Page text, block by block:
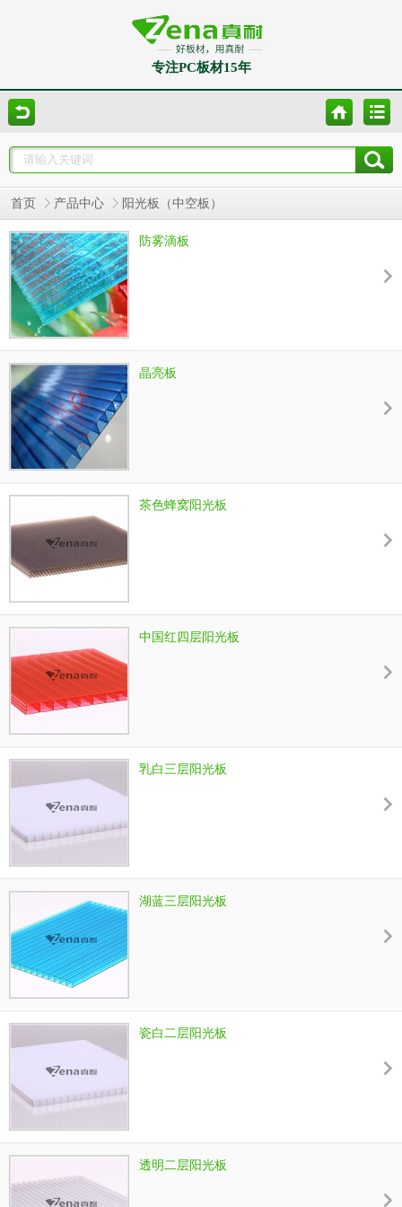
专注PC板材15年
首页 产品中心 阳光板（中空板）
防雾滴板
晶亮板
茶色蜂窝阳光板
中国红四层阳光板
乳白三层阳光板
湖蓝三层阳光板
瓷白二层阳光板
透明二层阳光板